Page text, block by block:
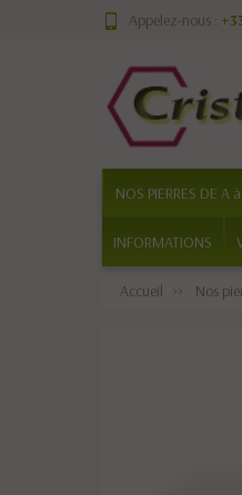
Appelez-nous :
NOS PIERRES DE A à
INFORMATIONS
Accueil Nos